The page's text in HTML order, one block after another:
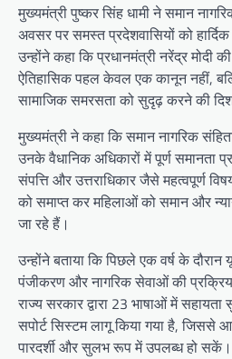
मुख्यमंत्री पुष्कर सिंह धामी ने समान
अवसर पर समस्त प्रदेशवासियों को
उन्होंने कहा कि प्रधानमंत्री नरेंद्र मोदी
ऐतिहासिक पहल केवल एक कानून नहीं,
सामाजिक समरसता को सुदृढ़ करने की
मुख्यमंत्री ने कहा कि समान नागरिक
उनके वैधानिक अधिकारों में पूर्ण समानता
संपत्ति और उत्तराधिकार जैसे महत्वपूर्ण
को समाप्त कर महिलाओं को समान और
जा रहे हैं।
उन्होंने बताया कि पिछले एक वर्ष के दौरान
पंजीकरण और नागरिक सेवाओं की
राज्य सरकार द्वारा 23 भाषाओं में
सपोर्ट सिस्टम लागू किया गया है, जिससे
पारदर्शी और सुलभ रूप में उपलब्ध हो सकें।